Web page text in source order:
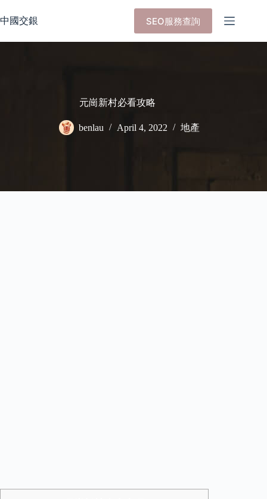
to
content
中國交銀 SEO服務查詢
元崗新村必看攻略
benlau April 4, 2022 地產